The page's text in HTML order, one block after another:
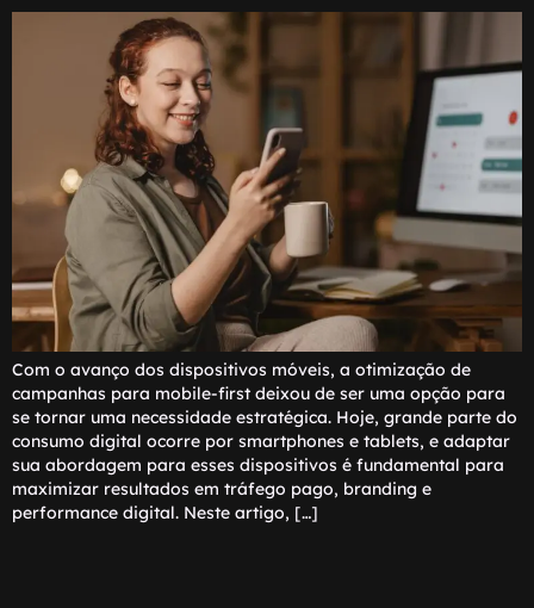
Com o avanço dos dispositivos móveis, a otimização de
campanhas para mobile-first deixou de ser uma opção para
se tornar uma necessidade estratégica. Hoje, grande parte do
consumo digital ocorre por smartphones e tablets, e adaptar
sua abordagem para esses dispositivos é fundamental para
maximizar resultados em tráfego pago, branding e
performance digital. Neste artigo, […]